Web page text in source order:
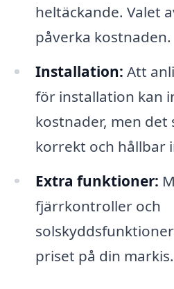
heltäckande. Valet
påverka kostnaden.
Installation: Att
för installation kan
kostnader, men det
korrekt och hållbar
Extra funktioner:
fjärrkontroller och
priset på din markis.